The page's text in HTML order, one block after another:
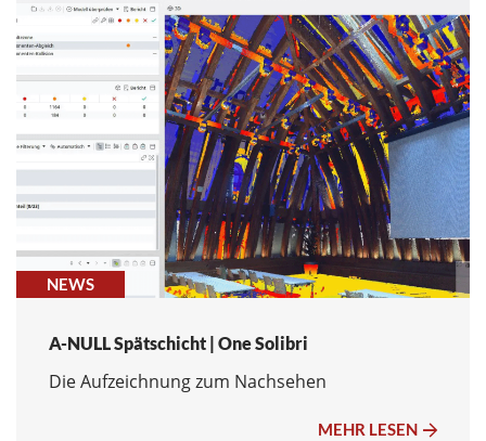
NEWS
A-NULL Spätschicht | One Solibri
Die Aufzeichnung zum Nachsehen
MEHR LESEN